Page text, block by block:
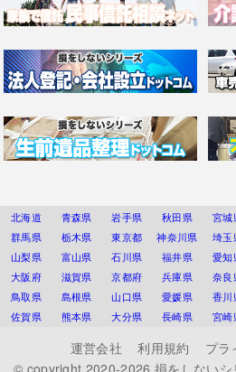
北海道 青森県 岩手県 秋田県 宮城
群馬県
栃木県 東京都 神奈川県 埼玉
山梨県
富山県 石川県 福井県 愛知
大阪府
滋賀県 京都府 兵庫県 奈良
鳥取県
島根県 山口県 愛媛県 香川
佐賀県
熊本県 大分県 長崎県 宮崎
運営会社 利用規約
プラ
© copyright 2020-2026 損をしない